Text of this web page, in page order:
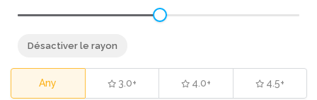
Désactiver le rayon
Any 3.0+ 4.0+ 4.5+